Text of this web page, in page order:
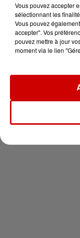
Newsletter
Vous pouvez accepter
sélectionnant les
Vous pouvez
accepter". Vos
pouvez mettre à jour
moment via le lien